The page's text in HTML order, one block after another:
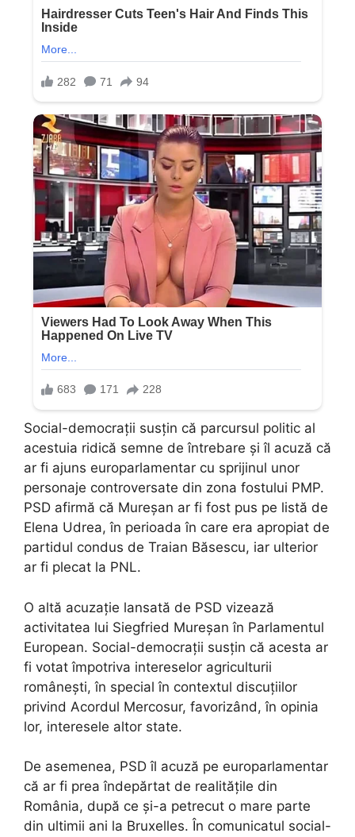
Social-democrații susțin că parcursul politic al
acestuia ridică semne de întrebare și îl acuză că
ar fi ajuns europarlamentar cu sprijinul unor
personaje controversate din zona fostului PMP.
PSD afirmă că Mureșan ar fi fost pus pe listă de
Elena Udrea, în perioada în care era apropiat de
partidul condus de Traian Băsescu, iar ulterior
ar fi plecat la PNL.
O altă acuzație lansată de PSD vizează
activitatea lui Siegfried Mureșan în Parlamentul
European. Social-democrații susțin că acesta ar
fi votat împotriva intereselor agriculturii
românești, în special în contextul discuțiilor
privind Acordul Mercosur, favorizând, în opinia
lor, interesele altor state.
De asemenea, PSD îl acuză pe europarlamentar
că ar fi prea îndepărtat de realitățile din
România, după ce și-a petrecut o mare parte
din ultimii ani la Bruxelles. În comunicatul social-